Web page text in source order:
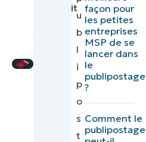
traduit
postal
n’avez pas
le temps
de faire
marketing
u
b
l
i
p
o
s
t
façon pour
les petites
entreprises
MSP de se
lancer dans
le
publipostage
?
Comment le
publipostage